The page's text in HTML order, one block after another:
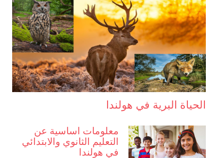
الحياة البرية في هولندا
معلومات اساسية عن
التعليم الثانوي والابتدائي
في هولندا